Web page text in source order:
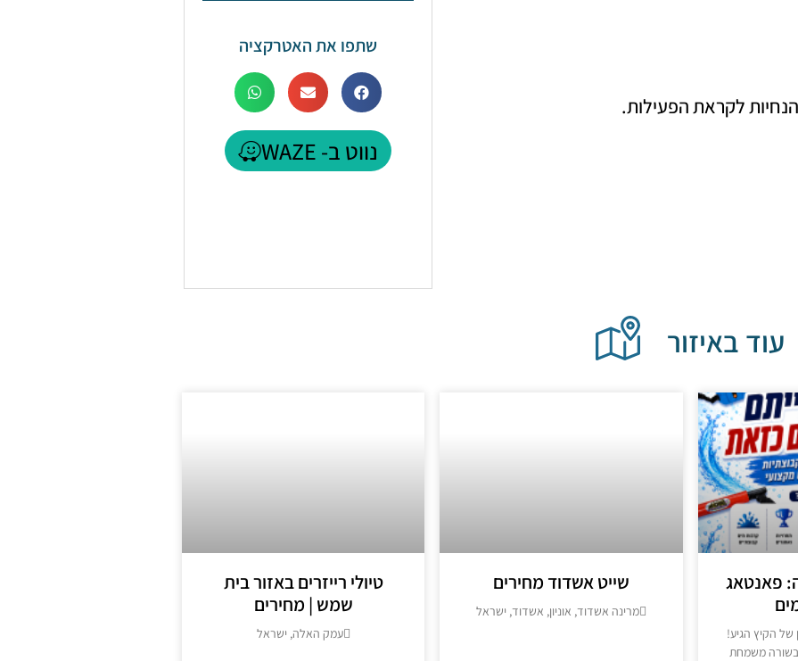
לקראת הפעילות.
שתפו את האטרקציה
נווט ב- WAZE
עוד באיזור
פאנטאג
הקיץ הגיע!
משמחת
שייט אשדוד מחירים
מרינה אשדוד, אוניון, אשדוד, ישראל
טיולי רייזרים באזור בית
שמש | מחירים
עמק האלה, ישראל